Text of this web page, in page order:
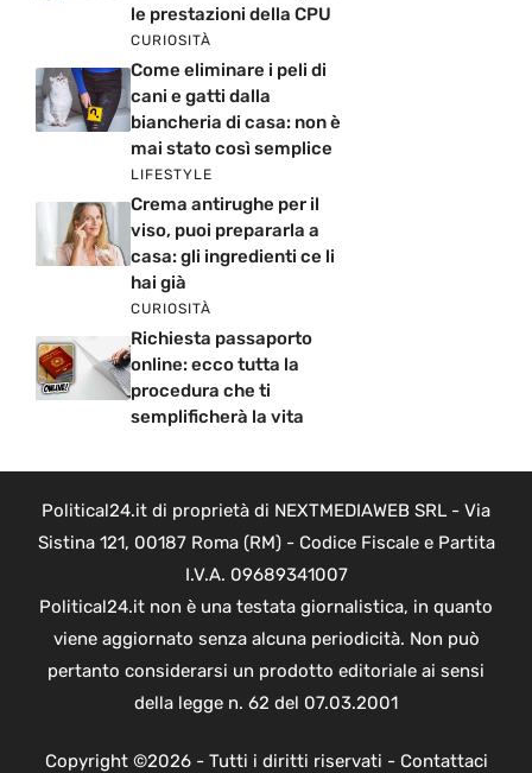
le prestazioni della CPU
CURIOSITÀ
Come eliminare i peli di
cani e gatti dalla
biancheria di casa: non è
mai stato così semplice
LIFESTYLE
Crema antirughe per il
viso, puoi prepararla a
casa: gli ingredienti ce li
hai già
CURIOSITÀ
Richiesta passaporto
online: ecco tutta la
procedura che ti
semplificherà la vita
Political24.it di proprietà di NEXTMEDIAWEB SRL - Via
Sistina 121, 00187 Roma (RM) - Codice Fiscale e Partita
I.V.A. 09689341007
Political24.it non è una testata giornalistica, in quanto
viene aggiornato senza alcuna periodicità. Non può
pertanto considerarsi un prodotto editoriale ai sensi
della legge n. 62 del 07.03.2001
Copyright ©2026 - Tutti i diritti riservati - Contattaci